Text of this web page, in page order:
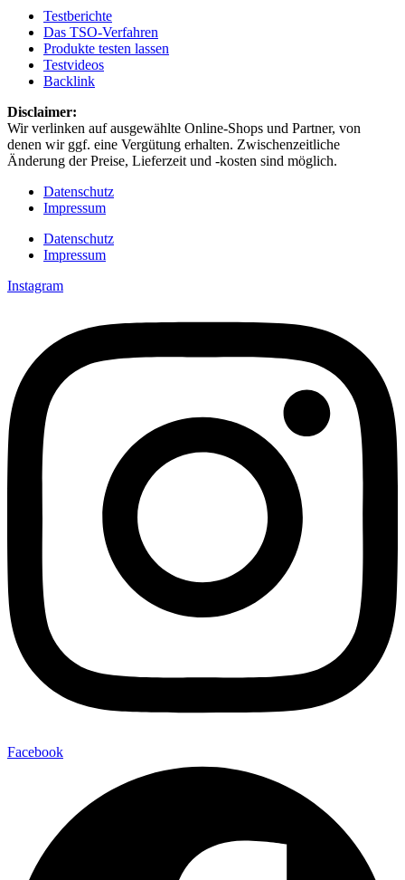
Testberichte
Das TSO-Verfahren
Produkte testen lassen
Testvideos
Backlink
Disclaimer: ​
Wir verlinken auf ausgewählte Online-Shops und Partner, von
denen wir ggf. eine Vergütung erhalten. Zwischenzeitliche
Änderung der Preise, Lieferzeit und -kosten sind möglich.
Datenschutz
Impressum
Datenschutz
Impressum
Instagram
Facebook